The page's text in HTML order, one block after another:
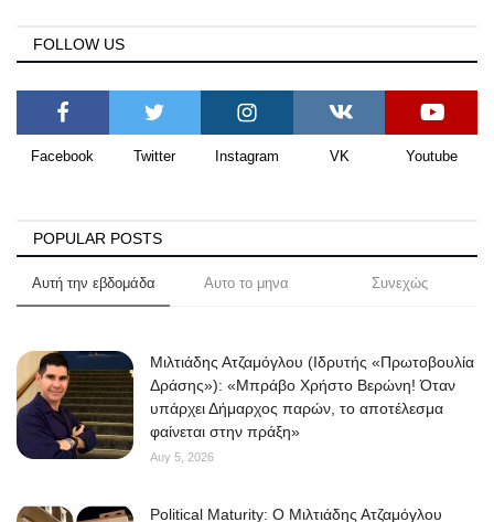
FOLLOW US
Facebook Twitter Instagram VK Youtube
POPULAR POSTS
Αυτή την εβδομάδα Αυτο το μηνα Συνεχώς
Μιλτιάδης Ατζαμόγλου (Ιδρυτής «Πρωτοβουλία
Δράσης»): «Μπράβο Χρήστο Βερώνη! Όταν
υπάρχει Δήμαρχος παρών, το αποτέλεσμα
φαίνεται στην πράξη»
Αυγ 5, 2026
Political Maturity: Ο Μιλτιάδης Ατζαμόγλου